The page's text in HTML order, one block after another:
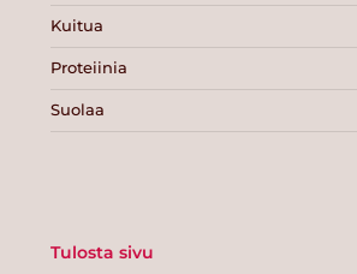
Kuitua
Proteiinia
Suolaa
Tulosta sivu